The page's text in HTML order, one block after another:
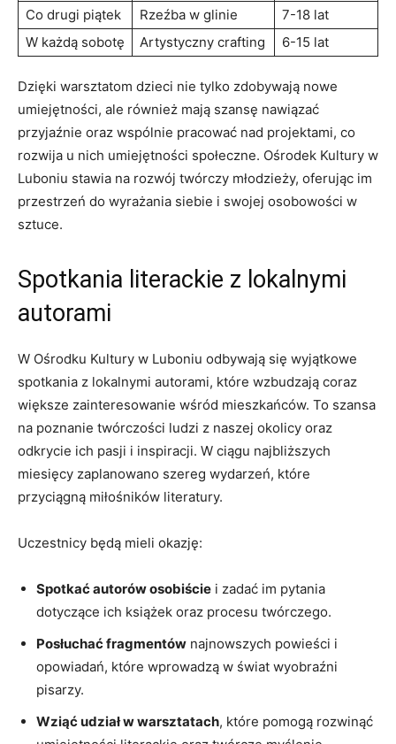
Co drugi piątek Rzeźba w glinie
7-18 lat
W każdą sobotę
Artystyczny crafting 6-15 lat
Dzięki warsztatom dzieci nie tylko zdobywają nowe
umiejętności, ale również mają szansę nawiązać
przyjaźnie oraz wspólnie pracować nad projektami, co
rozwija u nich umiejętności społeczne. Ośrodek Kultury w
Luboniu stawia na rozwój twórczy młodzieży, oferując im
przestrzeń do wyrażania siebie i swojej osobowości w
sztuce.
Spotkania literackie z lokalnymi
autorami
W Ośrodku Kultury w Luboniu odbywają się wyjątkowe
spotkania z lokalnymi autorami, które wzbudzają coraz
większe zainteresowanie wśród mieszkańców. To szansa
na poznanie twórczości ludzi z naszej okolicy oraz
odkrycie ich pasji i inspiracji. W ciągu najbliższych
miesięcy zaplanowano szereg wydarzeń, które
przyciągną miłośników literatury.
Uczestnicy będą mieli okazję:
Spotkać autorów osobiście i zadać im pytania
dotyczące ich książek oraz procesu twórczego.
Posłuchać fragmentów najnowszych powieści i
opowiadań, które wprowadzą w świat wyobraźni
pisarzy.
Wziąć udział w warsztatach, które pomogą rozwinąć